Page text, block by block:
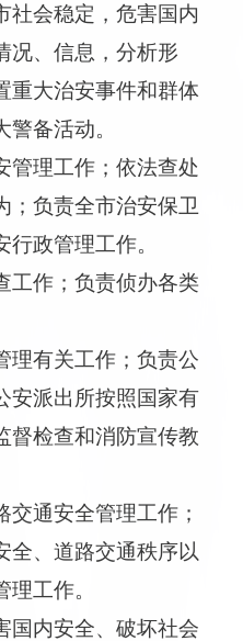
社会稳定，危害国内
况、信息，分析形
重大治安事件和群体
备活动。
管理工作；依法查处
；负责全市治安保卫
政管理工作。
工作；负责侦办各类
理有关工作；负责公
安派出所按照国家有
督检查和消防宣传教
交通安全管理工作；
全、道路交通秩序以
工作。
国内安全、破坏社会